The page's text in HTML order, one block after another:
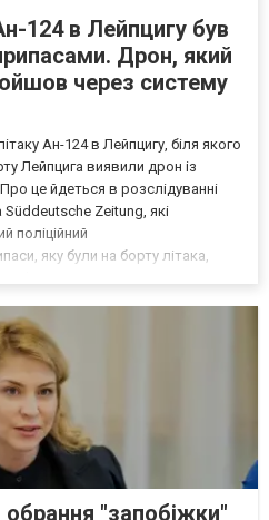
124 в Лейпцигу був
Дрон, який
через систему
Ан-124 в Лейпцигу, біля якого
Лейпцига виявили дрон із
це йдеться в розслідуванні
Süddeutsche Zeitung, які
поліційний
яку були на борту літака,
"запобіжки"